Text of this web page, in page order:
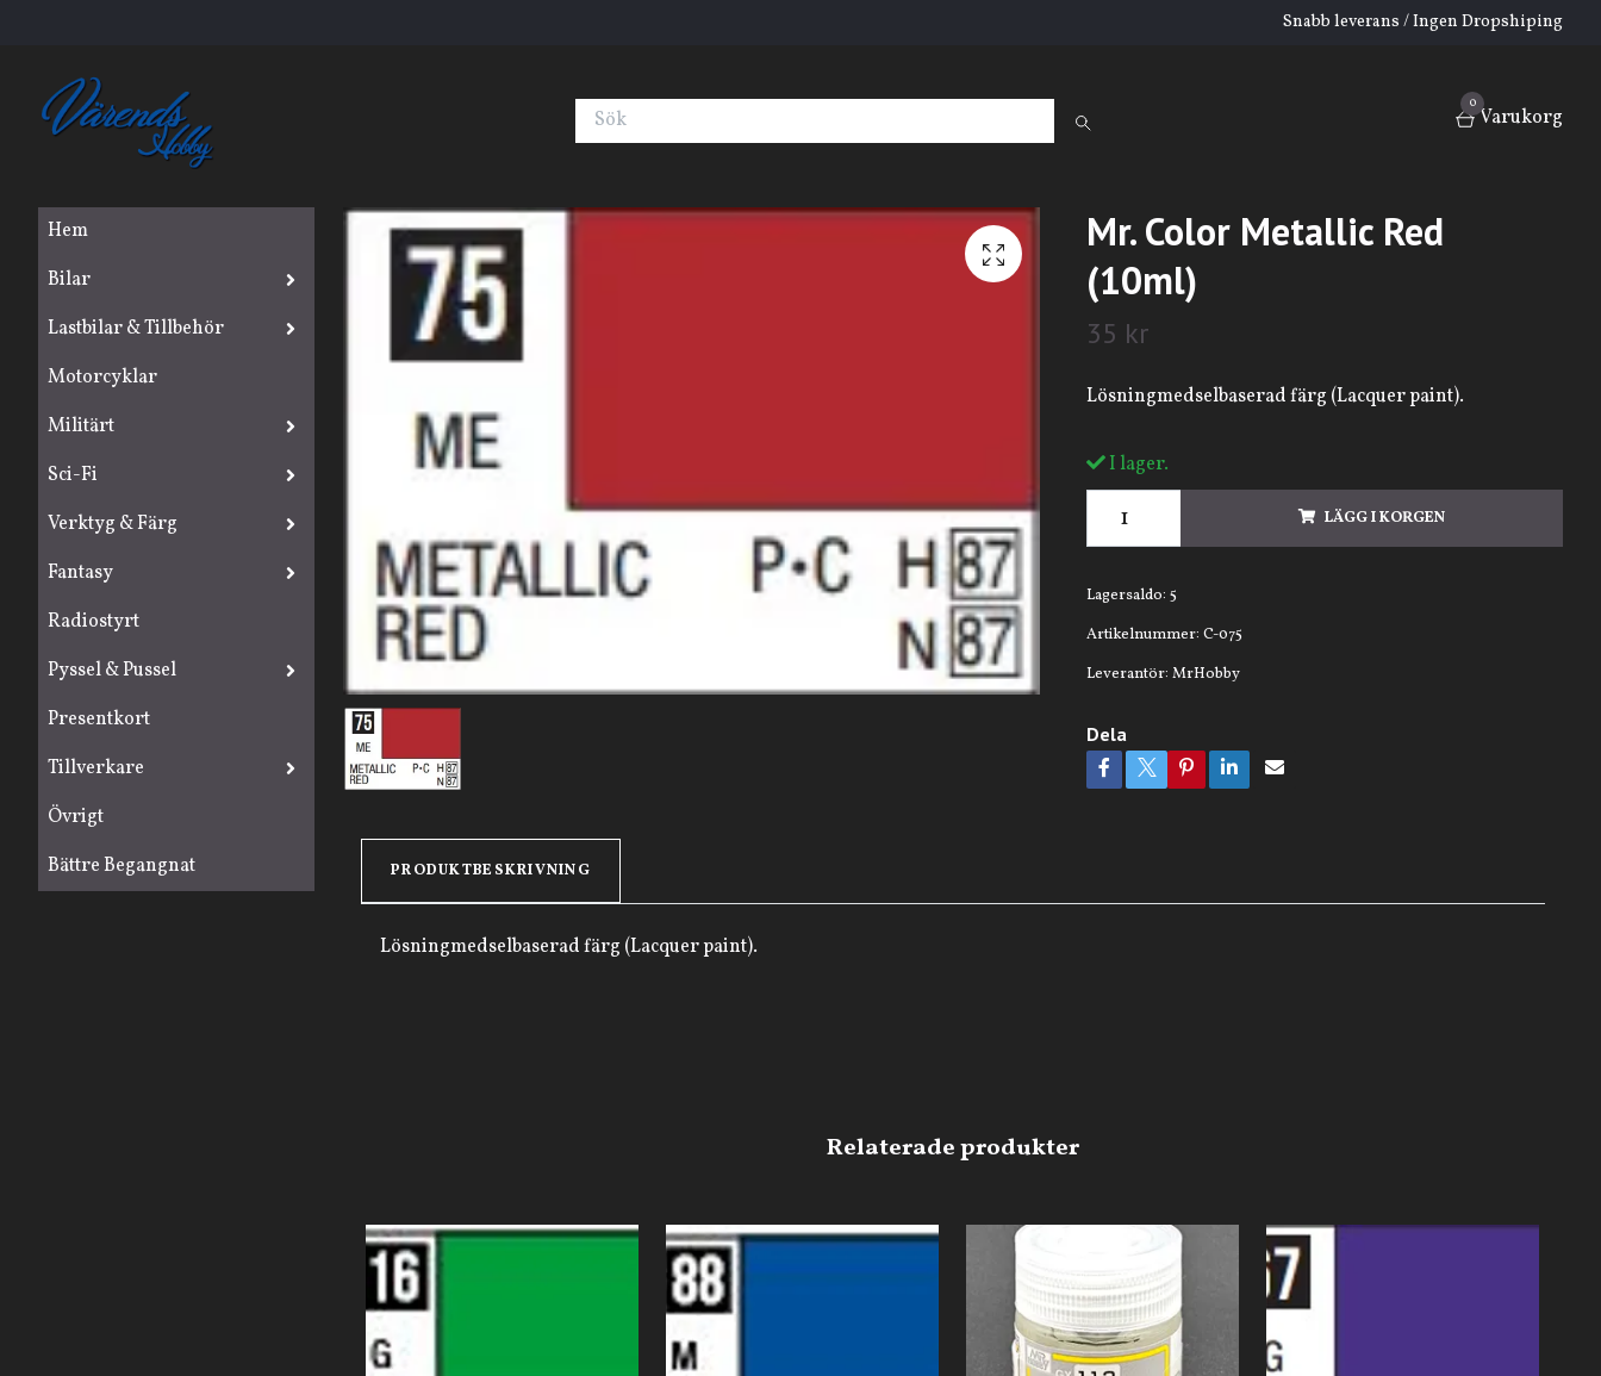
Snabb leverans / Ingen Dropshiping
0
Varukorg
Hem
Bilar
Lastbilar & Tillbehör
Motorcyklar
Militärt
Sci-Fi
Verktyg & Färg
Fantasy
Radiostyrt
Pyssel & Pussel
Presentkort
Tillverkare
Övrigt
Bättre Begangnat
Mr. Color Metallic Red
(10ml)
35 kr
Lösningmedselbaserad färg (Lacquer paint).
I lager.
LÄGG I KORGEN
Lagersaldo: 5
Artikelnummer: C-075
Leverantör: MrHobby
Dela
PRODUKTBESKRIVNING
Lösningmedselbaserad färg (Lacquer paint).